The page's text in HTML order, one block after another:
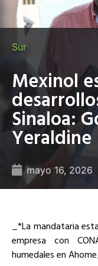
Sur
Mexinol
Sinaloa:
Yeraldine
mayo 16, 2026
_*La mandataria
empresa con
humedales en Ahome_